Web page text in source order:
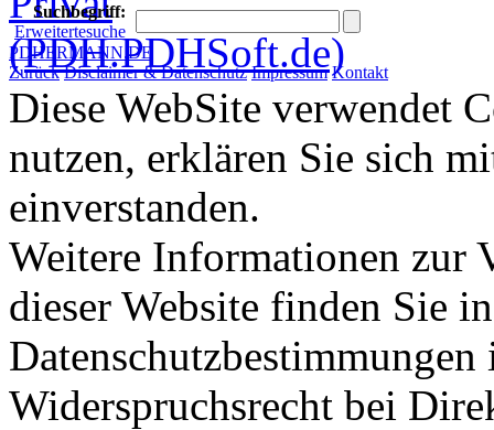
Suchbegriff:
Erweitertesuche
PDHERMANN.DE
Zurück Disclaimer & Datenschutz Impressum Kontakt
Diese WebSite verwendet
nutzen, erklären Sie sich
einverstanden.
Weitere Informationen zur
dieser Website finden Sie
Widerspruchsrecht bei